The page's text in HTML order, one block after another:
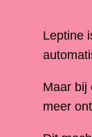
Leptine
Maar bij
meer